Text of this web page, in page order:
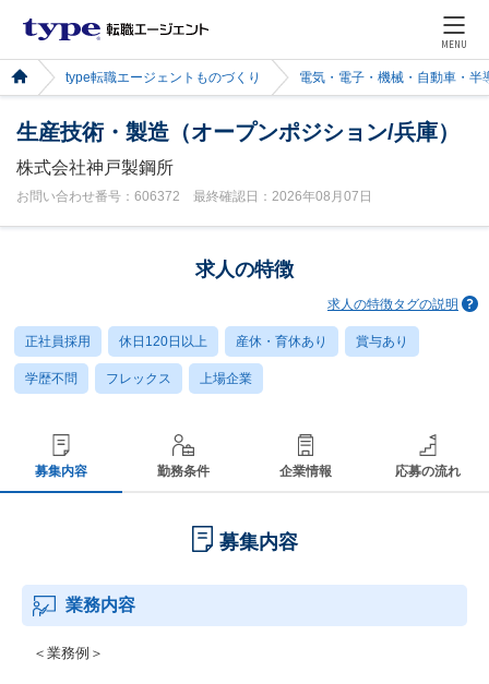
MENU
type転職エージェントものづくり 電気・電子・機械・自動車・半
生産技術・製造（オープンポジション/兵庫）
株式会社神戸製鋼所
お問い合わせ番号：606372 最終確認日：2026年08月07日
求人の特徴
求人の特徴タグの説明
正社員採用 休日120日以上 産休・育休あり 賞与あり
学歴不問 フレックス 上場企業
募集内容 勤務条件 企業情報 応募の流れ
募集内容
業務内容
＜業務例＞